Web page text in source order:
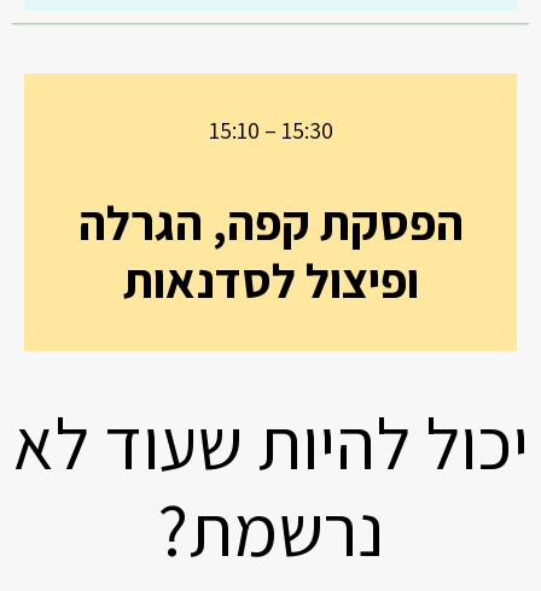
15:10 – 15:30
הפסקת קפה, הגרלה
ופיצול לסדנאות
יכול להיות שעוד לא
נרשמת?